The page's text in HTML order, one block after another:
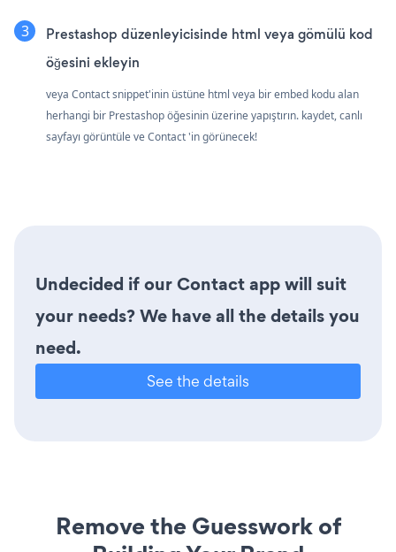
Prestashop düzenleyicisinde html veya gömülü kod
öğesini ekleyin
veya Contact snippet'inin üstüne html veya bir embed kodu alan
herhangi bir Prestashop öğesinin üzerine yapıştırın. kaydet, canlı
sayfayı görüntüle ve Contact 'in görünecek!
Undecided if our Contact app will suit
your needs? We have all the details you
need.
See the details
Remove the Guesswork of